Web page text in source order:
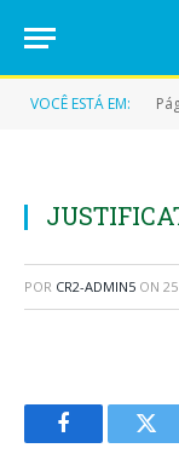
VOCÊ ESTÁ EM:
POR CR2-ADMIN5 ON
Facebook